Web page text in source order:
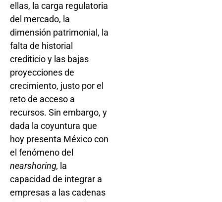
ellas, la carga regulatoria
del mercado, la
dimensión patrimonial, la
falta de historial
crediticio y las bajas
proyecciones de
crecimiento, justo por el
reto de acceso a
recursos. Sin embargo, y
dada la coyuntura que
hoy presenta México con
el fenómeno del
nearshoring, la
capacidad de integrar a
empresas a las cadenas